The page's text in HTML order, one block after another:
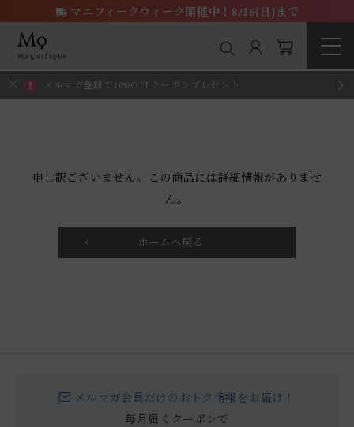
メルマガ登録で10%OFFクーポンプレゼント
マニフィークウィーク開催中！8/16(日)まで
申し訳ございません。この商品には詳細情報がありませ
ん。
ホームへ戻る
メルマガ会員だけのおトク情報をお届け！
毎月届くクーポンで